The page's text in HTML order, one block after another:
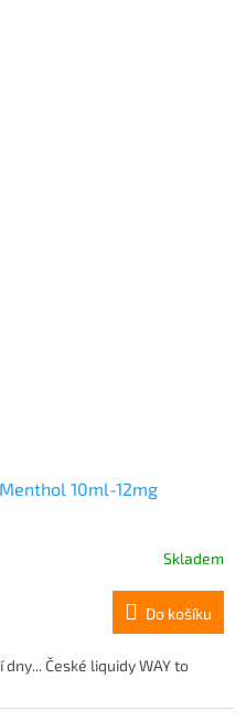
10ml-12mg
Skladem
Do košíku
České liquidy WAY to